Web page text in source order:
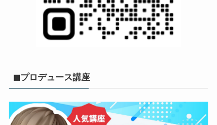
◼︎プロデュース講座